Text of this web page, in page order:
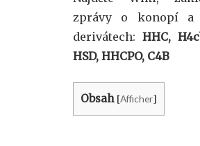
zprávy o konopí a
derivátech: HHC,
HSD, HHCPO, C4B
Obsah [Afficher]